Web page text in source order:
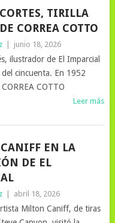
TIRILLA
CORREA COTTO
junio 18, 2026
ilustrador de El Imparcial
del cincuenta. En 1952
COTTO
Leer más
EN LA
DE EL
abril 18, 2026
Milton Caniff, de tiras